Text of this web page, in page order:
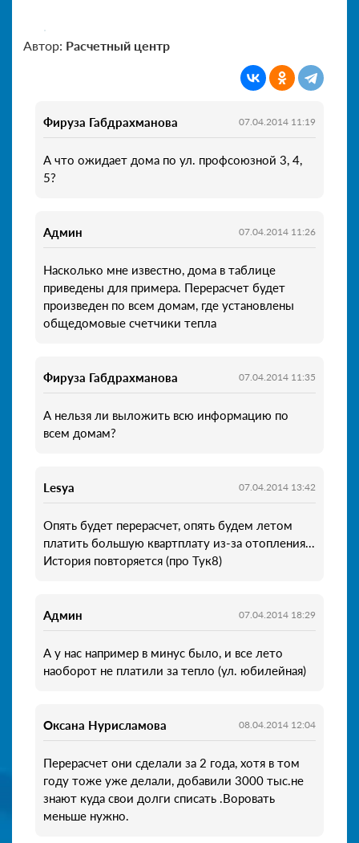
Автор: Расчетный центр
Фируза Габдрахманова 07.04.2014 11:19
А что ожидает дома по ул. профсоюзной 3, 4,
5?
Админ 07.04.2014 11:26
Насколько мне известно, дома в таблице
приведены для примера. Перерасчет будет
произведен по всем домам, где установлены
общедомовые счетчики тепла
Фируза Габдрахманова 07.04.2014 11:35
А нельзя ли выложить всю информацию по
всем домам?
Lesya 07.04.2014 13:42
Опять будет перерасчет, опять будем летом
платить большую квартплату из-за отопления...
История повторяется (про Тук8)
Админ 07.04.2014 18:29
А у нас например в минус было, и все лето
наоборот не платили за тепло (ул. юбилейная)
Оксана Нурисламова 08.04.2014 12:04
Перерасчет они сделали за 2 года, хотя в том
году тоже уже делали, добавили 3000 тыс.не
знают куда свои долги списать .Воровать
меньше нужно.